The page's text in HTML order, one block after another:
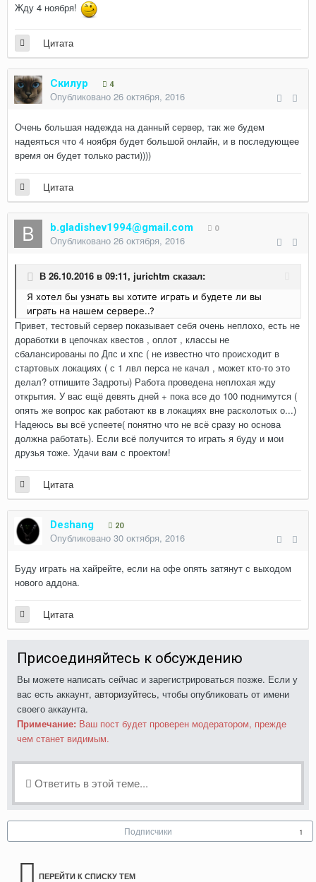
Жду 4 ноября!
Цитата
Скилур 4
Опубликовано 26 октября, 2016
Очень большая надежда на данный сервер, так же будем
надеяться что 4 ноября будет большой онлайн, и в последующее
время он будет только расти))))
Цитата
b.gladishev1994@gmail.com 0
Опубликовано 26 октября, 2016
В 26.10.2016 в 09:11, jurichtm сказал:
Я хотел бы узнать вы хотите играть и будете ли вы
играть на нашем сервере..?
Привет, тестовый сервер показывает себя очень неплохо, есть не
доработки в цепочках квестов , оплот , классы не
сбалансированы по Дпс и хпс ( не известно что происходит в
стартовых локациях ( с 1 лвл перса не качал , может кто-то это
делал? отпишите Задроты) Работа проведена неплохая жду
открытия. У вас ещё девять дней + пока все до 100 поднимутся (
опять же вопрос как работают кв в локациях вне расколотых о...)
Надеюсь вы всё успеете( понятно что не всё сразу но основа
должна работать). Если всё получится то играть я буду и мои
друзья тоже. Удачи вам с проектом!
Цитата
Deshang 20
Опубликовано 30 октября, 2016
Буду играть на хайрейте, если на офе опять затянут с выходом
нового аддона.
Цитата
Присоединяйтесь к обсуждению
Вы можете написать сейчас и зарегистрироваться позже. Если у
вас есть аккаунт, авторизуйтесь, чтобы опубликовать от имени
своего аккаунта.
Примечание: Ваш пост будет проверен модератором, прежде
чем станет видимым.
Ответить в этой теме...
Подписчики 1
ПЕРЕЙТИ К СПИСКУ ТЕМ